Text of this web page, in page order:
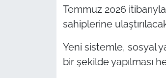
Temmuz 2026
sahiplerine
Yeni sistemle, sosyal
bir şekilde yapılması